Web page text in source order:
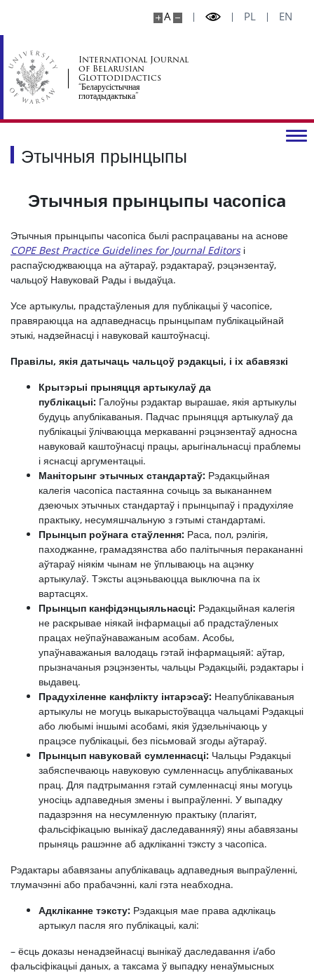
A PL EN
International Journal
of Belarusian
Glottodidactics
“Беларусістычная
глотадыдактыка”
Этычныя прынцыпы
Этычныя прынцыпы часопісa
Этычныя прынцыпы часопіса былі распрацаваны на аснове
COPE Best Practice Guidelines for Journal Editorsі
распаўсюджваюцца на аўтараў, рэдактараў, рэцэнзентаў,
чальцоў Навуковай Рады і выдаўца.
Усе артыкулы, прадстаўленыя для публікацыі ў часопісе,
правяраюцца на адпаведнасць прынцыпам публікацыйнай
этыкі, надзейнасці і навуковай каштоўнасці.
Правілы, якія датычаць чальцоў рэдакцыі, і іх абавязкі
Крытэрыі прыняцця артыкулаў да
публікацыі: Галоўны рэдактар ​​вырашае, якія артыкулы
будуць апублікаваныя. Падчас прыняцця артыкулаў да
публікацыі ўлічваюцца меркаванні рэцэнзентаў адносна
навуковай каштоўнасці працы, арыгінальнасці праблемы
і яснасці аргументацыі.
Маніторынг этычных стандартаў: Рэдакцыйная
калегія часопіса пастаянна сочыць за выкананнем
дзеючых этычных стандартаў і прынцыпаў і прадухіляе
практыку, несумяшчальную з гэтымі стандартамі.
Прынцып роўнага стаўлення: Раса, пол, рэлігія,
паходжанне, грамадзянства або палітычныя перакананні
аўтараў ніякім чынам не ўплываюць на ацэнку
артыкулаў. Тэксты ацэньваюцца выключна па іх
вартасцях.
Прынцып канфідэнцыяльнасці: Рэдакцыйная калегія
не раскрывае ніякай інфармацыі аб прадстаўленых
працах неўпаўнаважаным асобам. Асобы,
упаўнаважаныя валодаць гэтай інфармацыяй: аўтар,
прызначаныя рэцэнзенты, чальцы Рэдакцыйі, рэдактары і
выдавец.
Прадухіленне канфлікту інтарэсаў: Неапублікаваныя
артыкулы не могуць выкарыстоўвацца чальцамі Рэдакцыі
або любымі іншымі асобамі, якія ўдзельнічаюць у
працэсе публікацыі, без пісьмовай згоды аўтараў.
Прынцып навуковай сумленнасці: Чальцы Рэдакцыі
забяспечваюць навуковую сумленнасць апублікаваных
прац. Для падтрымання гэтай сумленнасці яны могуць
уносіць адпаведныя змены і выпраўленні. У выпадку
падазрэння на несумленную практыку (плагіят,
фальсіфікацыю вынікаў даследаванняў) яны абавязаны
прыняць рашэнне аб адкліканні тэксту з часопіса.
Рэдактары абавязаны апублікаваць адпаведныя выпраўленні,
тлумачэнні або прабачэнні, калі гэта неабходна.
Адкліканне тэксту: Рэдакцыя мае права адклікаць
артыкул пасля яго публікацыі, калі:
– ёсць доказы ненадзейнасці вынікаў даследавання і/або
фальсіфікацыі даных, а таксама ў выпадку ненаўмысных